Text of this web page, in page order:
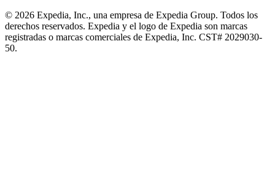
© 2026 Expedia, Inc., una empresa de Expedia Group. Todos los
derechos reservados. Expedia y el logo de Expedia son marcas
registradas o marcas comerciales de Expedia, Inc. CST# 2029030-
50.